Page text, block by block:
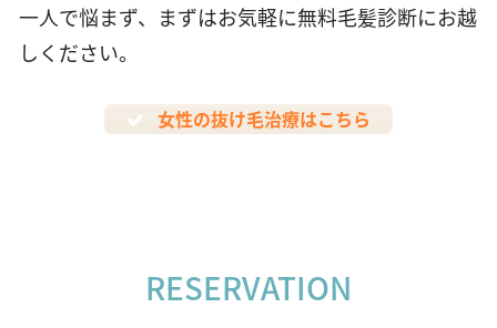
一人で悩まず、まずはお気軽に無料毛髪診断にお越
しください。
女性の抜け毛治療はこちら
RESERVATION